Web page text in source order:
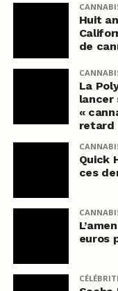
Huit
de
La
lancer
«
retard
Quick
ces
euros